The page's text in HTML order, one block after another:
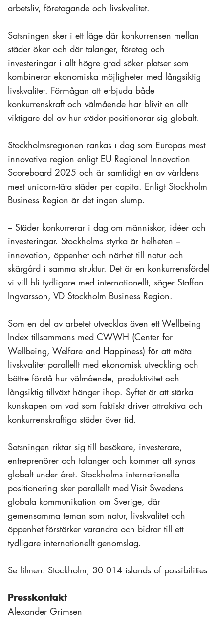
arbetsliv, företagande och livskvalitet.
Satsningen sker i ett läge där konkurrensen mellan
städer ökar och där talanger, företag och
investeringar i allt högre grad söker platser som
kombinerar ekonomiska möjligheter med långsiktig
livskvalitet. Förmågan att erbjuda både
konkurrenskraft och välmående har blivit en allt
viktigare del av hur städer positionerar sig globalt.
Stockholmsregionen rankas i dag som Europas mest
innovativa region enligt EU Regional Innovation
Scoreboard 2025 och är samtidigt en av världens
mest unicorn-täta städer per capita. Enligt Stockholm
Business Region är det ingen slump.
– Städer konkurrerar i dag om människor, idéer och
investeringar. Stockholms styrka är helheten –
innovation, öppenhet och närhet till natur och
skärgård i samma struktur. Det är en konkurrensfördel
vi vill bli tydligare med internationellt, säger Staffan
Ingvarsson, VD Stockholm Business Region.
Som en del av arbetet utvecklas även ett Wellbeing
Index tillsammans med CWWH (Center for
Wellbeing, Welfare and Happiness) för att mäta
livskvalitet parallellt med ekonomisk utveckling och
bättre förstå hur välmående, produktivitet och
långsiktig tillväxt hänger ihop. Syftet är att stärka
kunskapen om vad som faktiskt driver attraktiva och
konkurrenskraftiga städer över tid.
Satsningen riktar sig till besökare, investerare,
entreprenörer och talanger och kommer att synas
globalt under året. Stockholms internationella
positionering sker parallellt med Visit Swedens
globala kommunikation om Sverige, där
gemensamma teman som natur, livskvalitet och
öppenhet förstärker varandra och bidrar till ett
tydligare internationellt genomslag.
Se filmen: Stockholm, 30 014 islands of possibilities
Presskontakt
Alexander Grimsen